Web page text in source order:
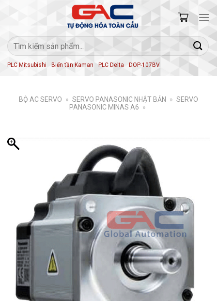
Tìm
kiếm:
PLC Mitsubishi Biến tần Kaman PLC Delta DOP-107BV
BỘ AC SERVO » SERVO PANASONIC NHẬT BẢN » SERVO
PANASONIC MINAS A6 »